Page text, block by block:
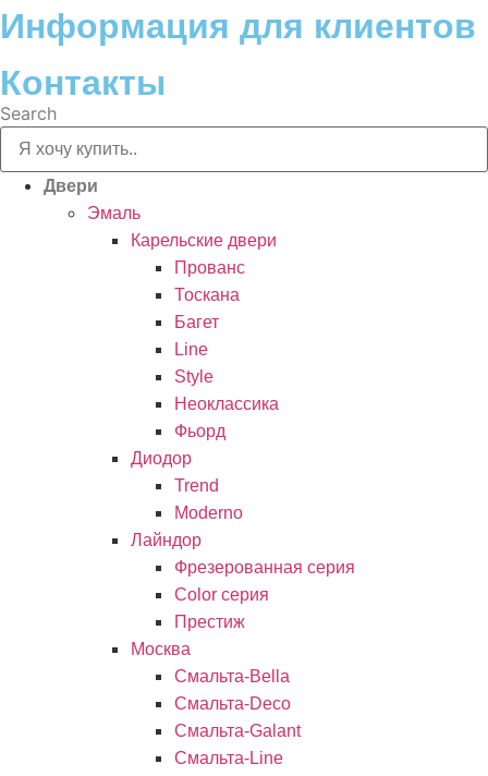
Информация для клиентов
Контакты
Search
Двери
Эмаль
Карельские двери
Прованc
Тоскана
Багет
Line
Style
Неоклассика
Фьорд
Диодор
Trend
Moderno
Лайндор
Фрезерованная серия
Color серия
Престиж
Москва
Смальта-Bella
Смальта-Deco
Смальта-Galant
Смальта-Line